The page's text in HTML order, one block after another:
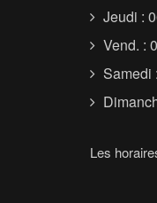
Jeudi :
Vend. :
Samedi
Les